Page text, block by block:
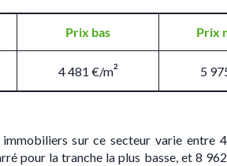
Prix bas Prix
4 481 €/m² 5
sur ce secteur varie entre 4
pour la tranche la plus basse, et 8 962